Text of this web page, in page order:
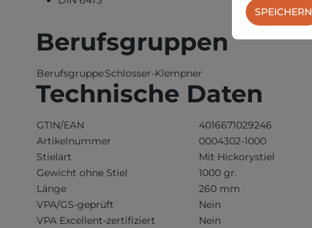
Berufsgruppen
BerufsgruppeSchlosser-Klempner
Technische Daten
GTIN/EAN
4016671029246
Artikelnummer
0004302-1000
Stielart
Mit Hickorystiel
Gewicht ohne Stiel
1000 gr.
Länge
260 mm
VPA/GS-geprüft
Nein
VPA Excellent-zertifiziert
Nein
SPEICHERN